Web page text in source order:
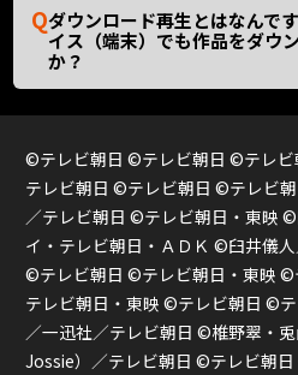
ダウンロード再生とはなんで
イス（端末）でも作品をダウ
か？
©テレビ朝日 ©テレビ朝日 ©テレ
テレビ朝日 ©テレビ朝日 ©テレビ
／テレビ朝日 ©テレビ朝日・東映
イ・テレビ朝日・ＡＤＫ ©臼井儀人
©テレビ朝日 ©テレビ朝日・東映
テレビ朝日・東映 ©テレビ朝日 ©
／一迅社／テレビ朝日 ©椎野翠・
Jossie）／テレビ朝日 ©テレビ朝